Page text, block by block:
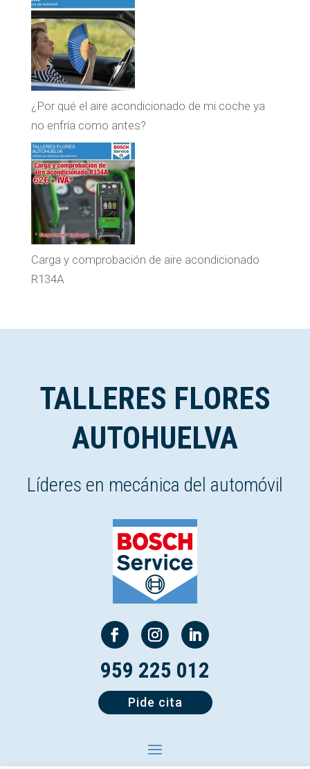
¿Por qué el aire acondicionado de mi coche ya
no enfría como antes?
Carga y comprobación de aire acondicionado
R134A
TALLERES FLORES
AUTOHUELVA
Líderes en mecánica del automóvil
959 225 012
Pide cita